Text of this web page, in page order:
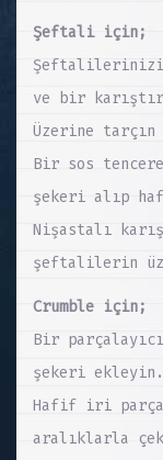
Şeftali için;
Şeftalilerinizi
ve bir
Üzerine
Bir sos
şekeri alıp
Nişastalı
şeftalilerin
Crumble için;
Bir
şekeri ekleyin.
Hafif iri
aralıklarla